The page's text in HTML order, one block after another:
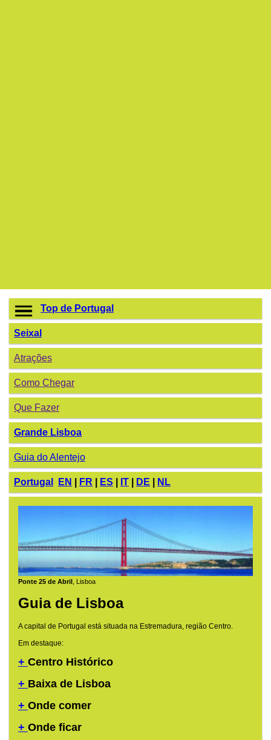
Top de Portugal
Seixal
Atrações
Como Chegar
Que Fazer
Grande Lisboa
Guia do Alentejo
Portugal EN FR ES IT DE NL
Ponte 25 de Abril , Lisboa
Guia de Lisboa
A capital de Portugal está situada na Estremadura, região Centro.
Em destaque:
+ Centro Histórico
+ Baixa de Lisboa
+ Onde comer
+ Onde ficar